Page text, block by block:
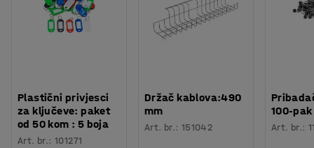
standardne plastične kutije. Opremljena su sa četiri
kotača koji se glatko kotrljaju.
Broj polica: 2
Nosivost: 200 kg
Bez kočnice
Veličina otvora: 10,2
Rub police: Da
Potreban broj osoba
Plastični privjesci
za ključeve: paket
od 50 kom : 5 boja
Art. br.:101271
Držač kablova:490
mm
Art. br.: 151042
100-pak
Art. br.: